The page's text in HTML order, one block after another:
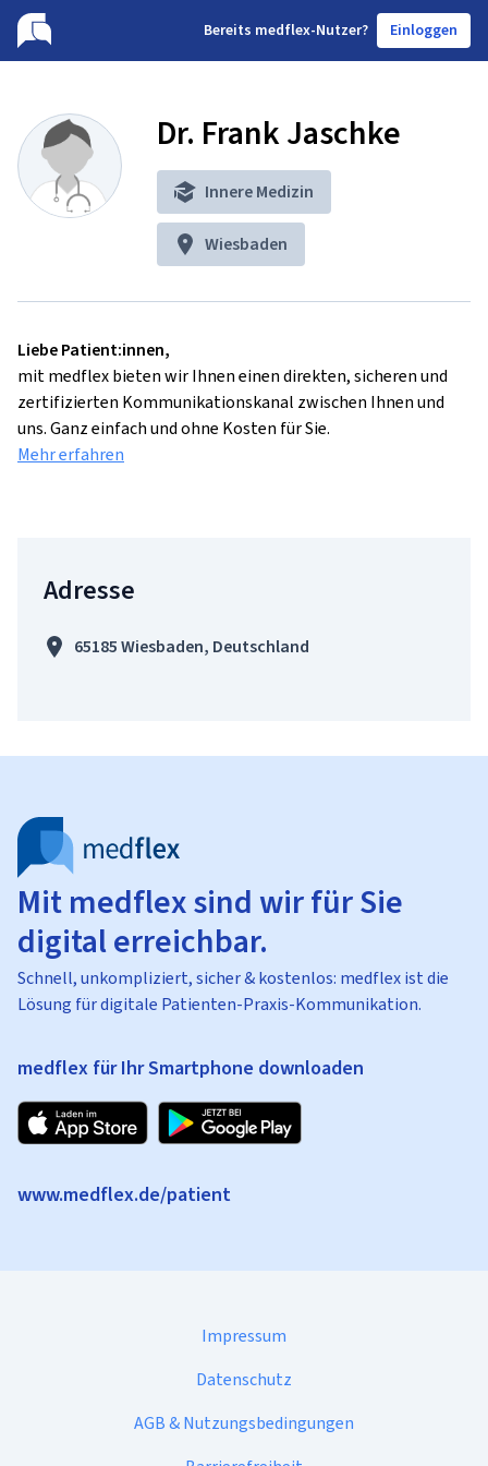
Bereits medflex-Nutzer? Einloggen
Dr. Frank Jaschke
Innere Medizin
Wiesbaden
Liebe Patient:innen,
mit medflex bieten wir Ihnen einen direkten, sicheren und
zertifizierten Kommunikationskanal zwischen Ihnen und
uns. Ganz einfach und ohne Kosten für Sie.
Mehr erfahren
Adresse
65185 Wiesbaden, Deutschland
Mit medflex sind wir für Sie
digital erreichbar.
Schnell, unkompliziert, sicher & kostenlos: medflex ist die
Lösung für digitale Patienten-Praxis-Kommunikation.
medflex für Ihr Smartphone downloaden
www.medflex.de/patient
Impressum
Datenschutz
AGB & Nutzungsbedingungen